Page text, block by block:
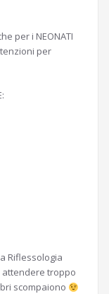
per i NEONATI
per
Riflessologia
attendere troppo
scompaiono